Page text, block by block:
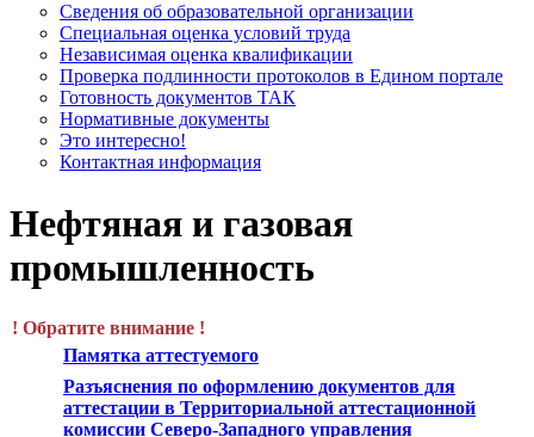
Сведения об образовательной организации
Cпециальная оценка условий труда
Независимая оценка квалификации
Проверка подлинности протоколов в Едином портале
Готовность документов ТАК
Нормативные документы
Это интересно!
Контактная информация
Нефтяная и газовая
промышленность
! Обратите внимание !
Памятка аттестуемого
Разъяснения по оформлению документов для
аттестации в Территориальной аттестационной
комиссии Северо-Западного управления